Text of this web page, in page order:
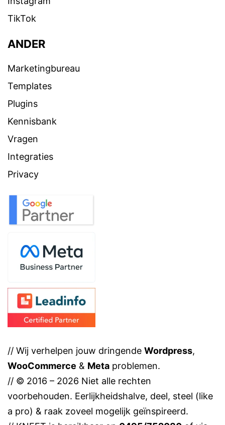
TikTok
ANDER
Marketingbureau
Templates
Plugins
Kennisbank
Vragen
Integraties
Privacy
// Wij verhelpen jouw dringende Wordpress,
WooCommerce & Meta problemen.
// © 2016 – 2026 Niet alle rechten
voorbehouden. Eerlijkheidshalve, deel, steel (like
a pro) & raak zoveel mogelijk geïnspireerd.